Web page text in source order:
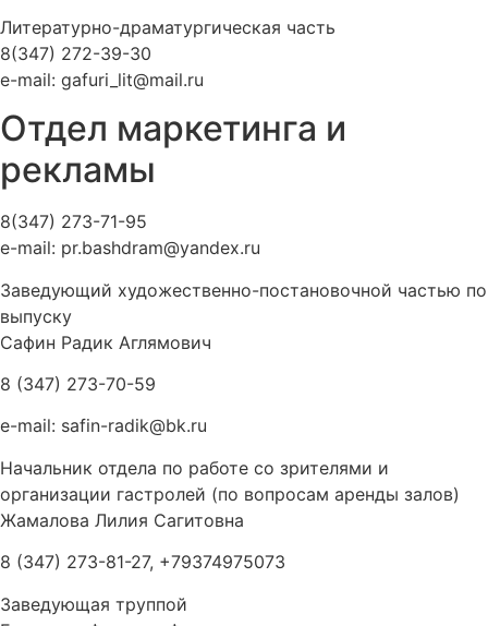
Литературно-драматургическая часть
8(347) 272-39-30
e-mail: gafuri_lit@mail.ru
Отдел маркетинга и
рекламы
8(347) 273-71-95
e-mail: pr.bashdram@yandex.ru
Заведующий художественно-постановочной частью по
выпуску
Сафин Радик Аглямович
8 (347) 273-70-59
e-mail: safin-radik@bk.ru
Начальник отдела по работе со зрителями и
организации гастролей (по вопросам аренды залов)
Жамалова Лилия Сагитовна
8 (347) 273-81-27, +79374975073
Заведующая труппой